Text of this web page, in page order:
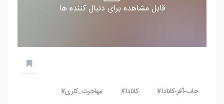
قابل مشاهده برای دنبال کننده ها
جاب-آفر-کانادا# کانادا# مهاجرت_کاری#